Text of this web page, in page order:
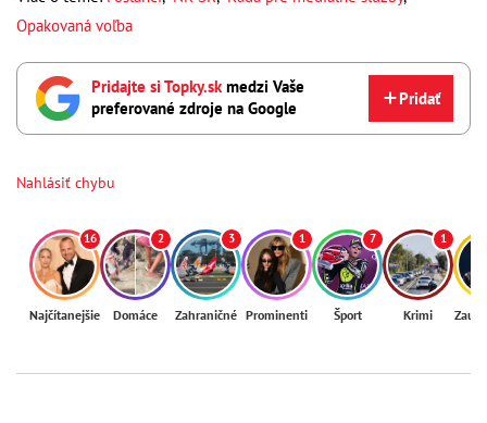
Opakovaná voľba
Pridajte si Topky.skmedzi Vaše
preferované zdroje na Google
Pridať
Nahlásiť chybu
16
Najčítanejšie
2
Domáce
3
Zahraničné
1
Prominenti
7
Šport
1
Krimi